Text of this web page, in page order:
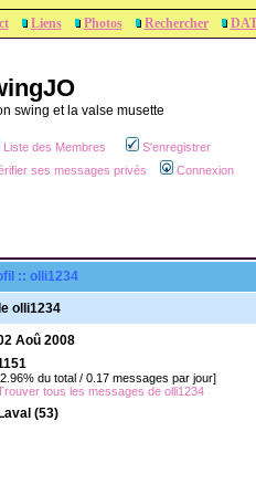
Liens Photos Rechercher
swing et la valse musette
Liste des Membres
S'enregistrer
ses messages privés Connexion
:: olli1234
olli1234
Aoû 2008
du total / 0.17 messages par jour]
tous les messages de olli1234
Laval (53)